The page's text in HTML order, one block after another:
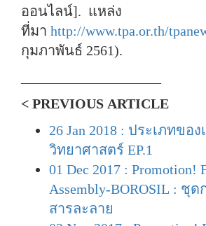
ออนไลน์]. แหล่ง
ที่มา http://www.tpa.or.th/
กุมภาพันธ์ 2561).
< PREVIOUS ARTICLE
26 Jan 2018 : ประเภทขอ
วิทยาศาสตร์ EP.1
01 Dec 2017 : Promotion!
Assembly-BOROSIL : ชุด
สารละลาย